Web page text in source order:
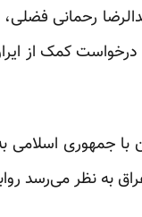
کمک از
با جمهوری
به نظر می‌رسد